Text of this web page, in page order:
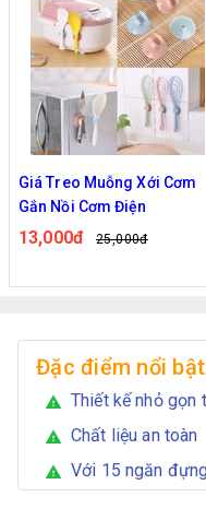
Giá Treo Muỗng Xới Cơm
Gắn Nồi Cơm Điện
13,000đ 25,000đ
Đặc điểm nổi
warning Thiết kế nhỏ gọn
warning Chất liệu an toàn
warning Với 15 ngăn